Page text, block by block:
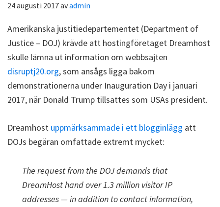
24 augusti 2017avadmin
Amerikanska justitiedepartementet (Department of
Justice – DOJ) krävde att hostingföretaget Dreamhost
skulle lämna ut information om webbsajten
disruptj20.org, som ansågs ligga bakom
demonstrationerna under Inauguration Day i januari
2017, när Donald Trump tillsattes som USAs president.
Dreamhost uppmärksammade i ett blogginlägg att
DOJs begäran omfattade extremt mycket:
The request from the DOJ demands that
DreamHost hand over 1.3 million visitor IP
addresses — in addition to contact information,